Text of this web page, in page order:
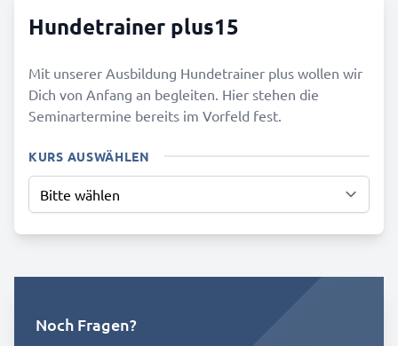
Hundetrainer plus15
Mit unserer Ausbildung Hundetrainer plus wollen wir
Dich von Anfang an begleiten. Hier stehen die
Seminartermine bereits im Vorfeld fest.
KURS AUSWÄHLEN
Noch Fragen?